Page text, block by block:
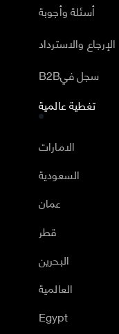
أسئلة وأجوبة
الإرجاع والاسترداد
B2Bسجل في
تغطية عالمية
الامارات
السعودية
عمان
قطر
البحرين
العالمية
Egypt